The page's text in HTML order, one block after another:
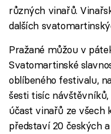
různých vinařů.
dalších
Pražané můžou v
Svatomartinské
oblíbeného festivalu,
šesti tisíc
účast vinařů ze všech
představí 20 českých